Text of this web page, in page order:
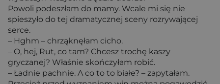
Powoli podeszłam do mamy. Wcale mi się nie
spieszyło do tej dramatycznej sceny rozrywającej
serce.
– Hghm – chrząknęłam cicho.
– O, hej, Rut, co tam? Chcesz trochę kaszy
gryczanej? Właśnie skończyłam robić.
– Ładnie pachnie. A co to to białe? – zapytałam.